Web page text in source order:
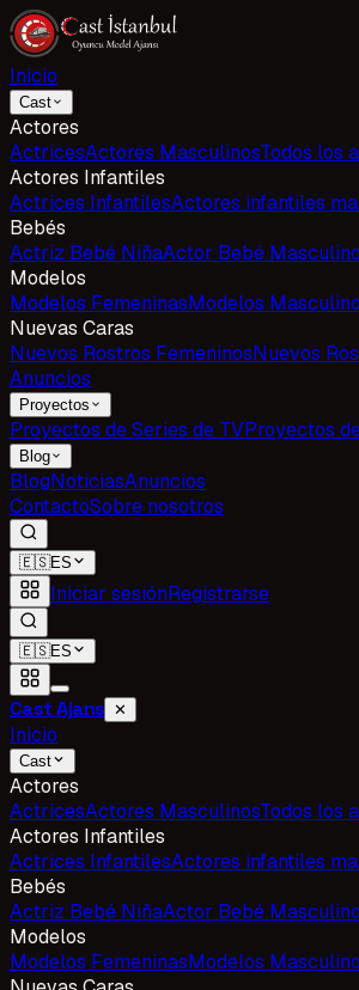
Inicio
Cast
Actores
ActricesActores MasculinosTodos los
Actores Infantiles
Actrices InfantilesActores infantiles
Bebés
Actriz Bebé NiñaActor Bebé Masculino
Modelos
Modelos FemeninasModelos
Nuevas Caras
Nuevos Rostros FemeninosNuevos
Anuncios
Proyectos
Proyectos de Series de TVProyectos
Blog
BlogNoticiasAnuncios
ContactoSobre nosotros
🇪🇸ES
Iniciar sesiónRegistrarse
🇪🇸ES
Cast Ajans ✕
Inicio
Cast
Actores
ActricesActores MasculinosTodos los
Actores Infantiles
Actrices InfantilesActores infantiles
Bebés
Actriz Bebé NiñaActor Bebé Masculino
Modelos
Modelos FemeninasModelos